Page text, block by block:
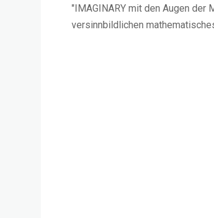
"IMAGINARY mit den Augen der
versinnbildlichen